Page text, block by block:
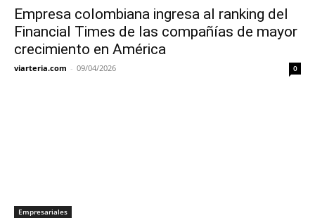
Empresa colombiana ingresa al ranking del
Financial Times de las compañías de mayor
crecimiento en América
viarteria.com - 09/04/2026 0
Empresariales